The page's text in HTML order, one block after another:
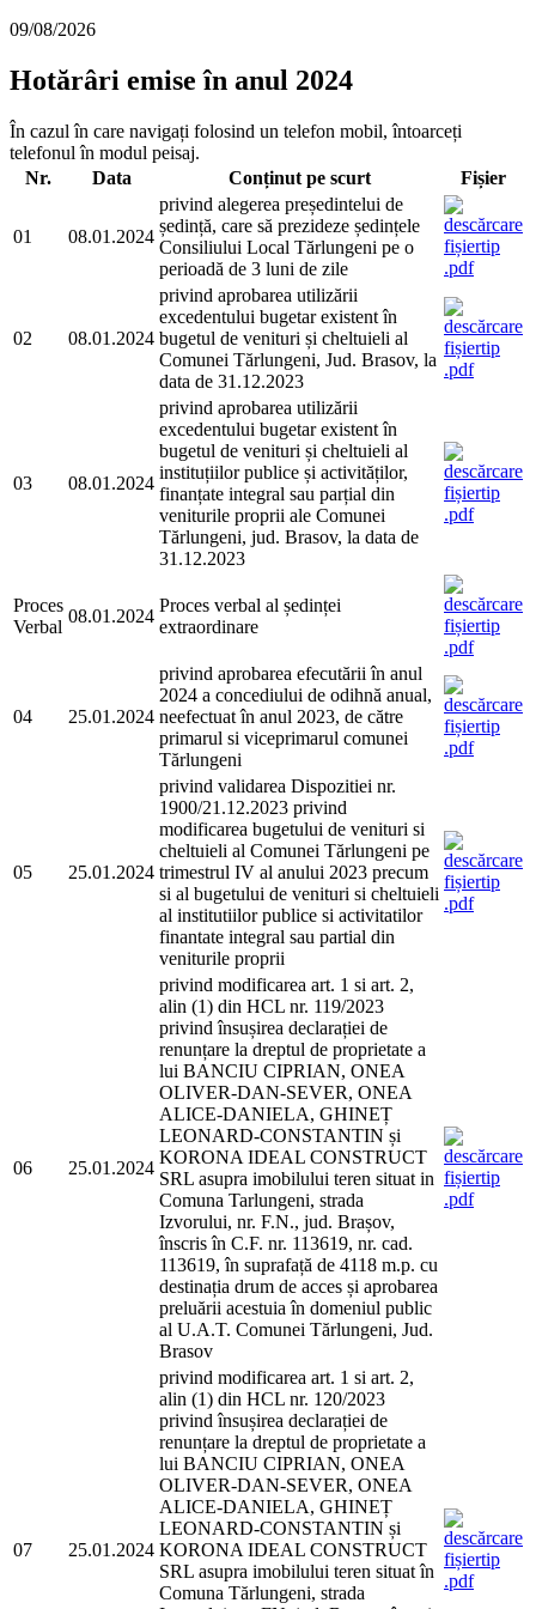
09/08/2026
Hotărâri emise în anul 2024
În cazul în care navigați folosind un telefon mobil, întoarceți
telefonul în modul peisaj.
Nr.
Data Conținut pe scurt Fișier
01 08.01.2024
privind alegerea președintelui de
ședință, care să prezideze ședințele
Consiliului Local Tărlungeni pe o
perioadă de 3 luni de zile
02 08.01.2024
privind aprobarea utilizării
excedentului bugetar existent în
bugetul de venituri și cheltuieli al
Comunei Tărlungeni, Jud. Brasov, la
data de 31.12.2023
03 08.01.2024
privind aprobarea utilizării
excedentului bugetar existent în
bugetul de venituri și cheltuieli al
instituțiilor publice și activităților,
finanțate integral sau parțial din
veniturile proprii ale Comunei
Tărlungeni, jud. Brasov, la data de
31.12.2023
Proces
Verbal
08.01.2024
Proces verbal al ședinței
extraordinare
04 25.01.2024
privind aprobarea efecutării în anul
2024 a concediului de odihnă anual,
neefectuat în anul 2023, de către
primarul si viceprimarul comunei
Tărlungeni
05 25.01.2024
privind validarea Dispozitiei nr.
1900/21.12.2023 privind
modificarea bugetului de venituri si
cheltuieli al Comunei Tărlungeni pe
trimestrul IV al anului 2023 precum
si al bugetului de venituri si cheltuieli
al institutiilor publice si activitatilor
finantate integral sau partial din
veniturile proprii
06 25.01.2024
privind modificarea art. 1 si art. 2,
alin (1) din HCL nr. 119/2023
privind însușirea declarației de
renunțare la dreptul de proprietate a
lui BANCIU CIPRIAN, ONEA
OLIVER-DAN-SEVER, ONEA
ALICE-DANIELA, GHINEȚ
LEONARD-CONSTANTIN și
KORONA IDEAL CONSTRUCT
SRL asupra imobilului teren situat in
Comuna Tarlungeni, strada
Izvorului, nr. F.N., jud. Brașov,
înscris în C.F. nr. 113619, nr. cad.
113619, în suprafață de 4118 m.p. cu
destinația drum de acces și aprobarea
preluării acestuia în domeniul public
al U.A.T. Comunei Tărlungeni, Jud.
Brasov
07 25.01.2024
privind modificarea art. 1 si art. 2,
alin (1) din HCL nr. 120/2023
privind însușirea declarației de
renunțare la dreptul de proprietate a
lui BANCIU CIPRIAN, ONEA
OLIVER-DAN-SEVER, ONEA
ALICE-DANIELA, GHINEȚ
LEONARD-CONSTANTIN și
KORONA IDEAL CONSTRUCT
SRL asupra imobilului teren situat în
Comuna Tărlungeni, strada